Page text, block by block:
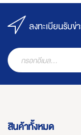
ลงทะเบียนรับ
สินค้าทั้งหมด